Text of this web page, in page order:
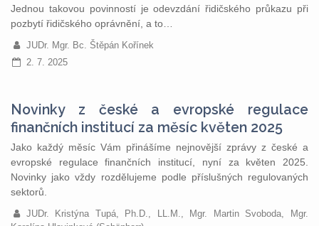
Jednou takovou povinností je odevzdání řidičského průkazu při
pozbytí řidičského oprávnění, a to…
JUDr. Mgr. Bc. Štěpán Kořínek
2. 7. 2025
Novinky z české a evropské regulace
finančních institucí za měsíc květen 2025
Jako každý měsíc Vám přinášíme nejnovější zprávy z české a
evropské regulace finančních institucí, nyní za květen 2025.
Novinky jako vždy rozdělujeme podle příslušných regulovaných
sektorů.
JUDr. Kristýna Tupá, Ph.D., LL.M., Mgr. Martin Svoboda, Mgr.